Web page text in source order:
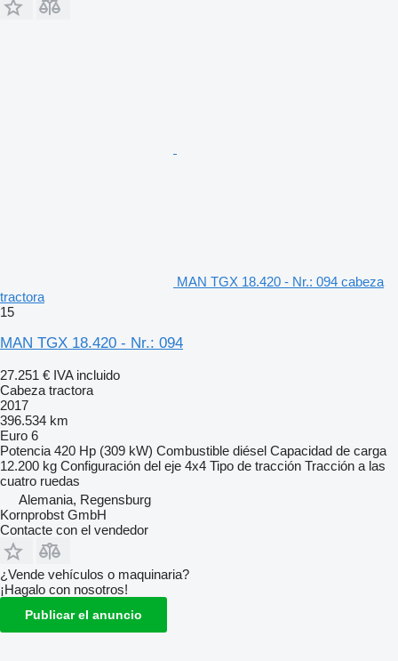
MAN TGX 18.420 - Nr.: 094 cabeza
tractora
15
MAN TGX 18.420 - Nr.: 094
27.251 € IVA incluido
Cabeza tractora
2017
396.534 km
Euro 6
Potencia 420 Hp (309 kW) Combustible diésel Capacidad de carga
12.200 kg Configuración del eje 4x4 Tipo de tracción Tracción a las
cuatro ruedas
Alemania, Regensburg
Kornprobst GmbH
Contacte con el vendedor
¿Vende vehículos o maquinaria?
¡Hagalo con nosotros!
Publicar el anuncio